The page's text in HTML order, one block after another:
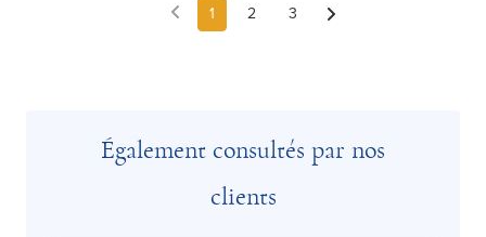
1 2 3
Également consultés par nos
clients